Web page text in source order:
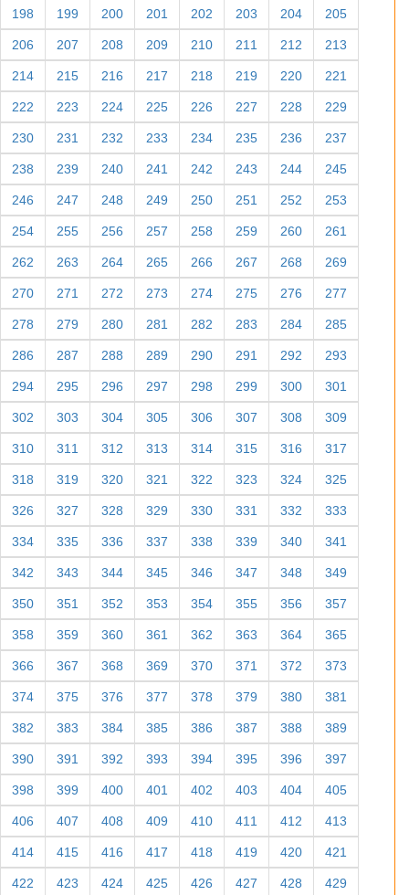
198 199 200 201 202 203 204 205
206 207 208 209 210 211 212 213
214 215 216 217 218 219 220 221
222 223 224 225 226 227 228 229
230 231 232 233 234 235 236 237
238 239 240 241 242 243 244 245
246 247 248 249 250 251 252 253
254 255 256 257 258 259 260 261
262 263 264 265 266 267 268 269
270 271 272 273 274 275 276 277
278 279 280 281 282 283 284 285
286 287 288 289 290 291 292 293
294 295 296 297 298 299 300 301
302 303 304 305 306 307 308 309
310 311 312 313 314 315 316 317
318 319 320 321 322 323 324 325
326 327 328 329 330 331 332 333
334 335 336 337 338 339 340 341
342 343 344 345 346 347 348 349
350 351 352 353 354 355 356 357
358 359 360 361 362 363 364 365
366 367 368 369 370 371 372 373
374 375 376 377 378 379 380 381
382 383 384 385 386 387 388 389
390 391 392 393 394 395 396 397
398 399 400 401 402 403 404 405
406 407 408 409 410 411 412 413
414 415 416 417 418 419 420 421
422 423 424 425 426 427 428 429